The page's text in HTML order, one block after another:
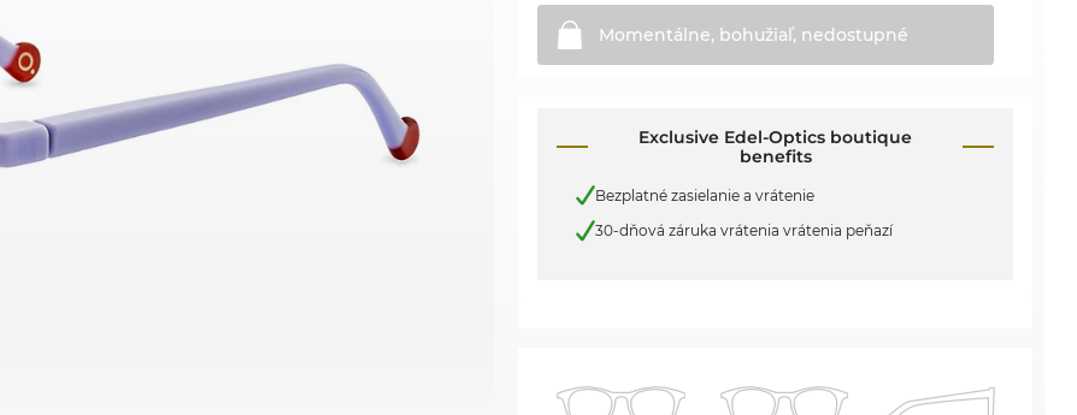
Momentálne, bohužiaľ, nedostupné
Exclusive Edel-Optics boutique
benefits
Bezplatné zasielanie a vrátenie
30-dňová záruka vrátenia vrátenia peňazí